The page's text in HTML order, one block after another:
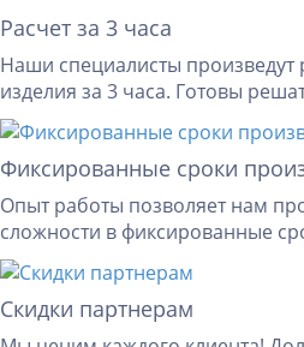
Расчет за 3 часа
Наши специалисты произведут
изделия за 3 часа. Готовы
Фиксированные сроки
Опыт работы позволяет нам
сложности в фиксированные
Скидки партнерам